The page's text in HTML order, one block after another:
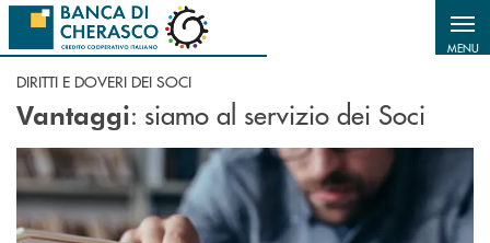
Salta al contenuto principale
MENU
DIRITTI E DOVERI DEI SOCI
Vantaggi: siamo al servizio dei Soci